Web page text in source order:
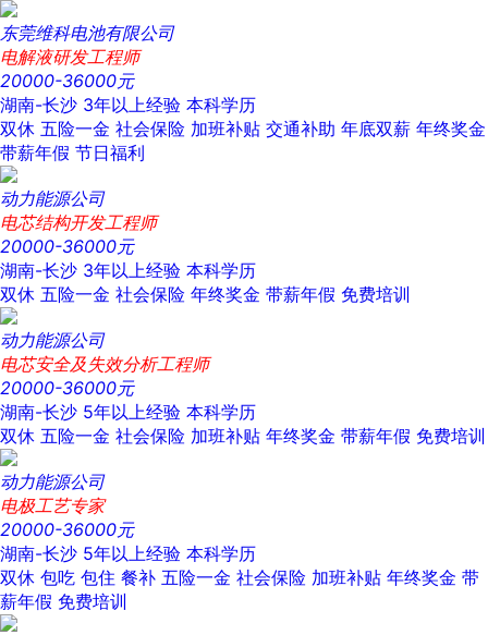
东莞维科电池有限公司
电解液研发工程师
20000-36000元
湖南-长沙 3年以上经验 本科学历
双休 五险一金 社会保险 加班补贴 交通补助 年底双薪 年终奖金
带薪年假 节日福利
动力能源公司
电芯结构开发工程师
20000-36000元
湖南-长沙 3年以上经验 本科学历
双休 五险一金 社会保险 年终奖金 带薪年假 免费培训
动力能源公司
电芯安全及失效分析工程师
20000-36000元
湖南-长沙 5年以上经验 本科学历
双休 五险一金 社会保险 加班补贴 年终奖金 带薪年假 免费培训
动力能源公司
电极工艺专家
20000-36000元
湖南-长沙 5年以上经验 本科学历
双休 包吃 包住 餐补 五险一金 社会保险 加班补贴 年终奖金 带
薪年假 免费培训